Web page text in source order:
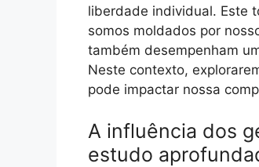
liberdade individual. Este
somos moldados por
também desempenham
Neste contexto,
pode impactar nossa
A influência dos
estudo